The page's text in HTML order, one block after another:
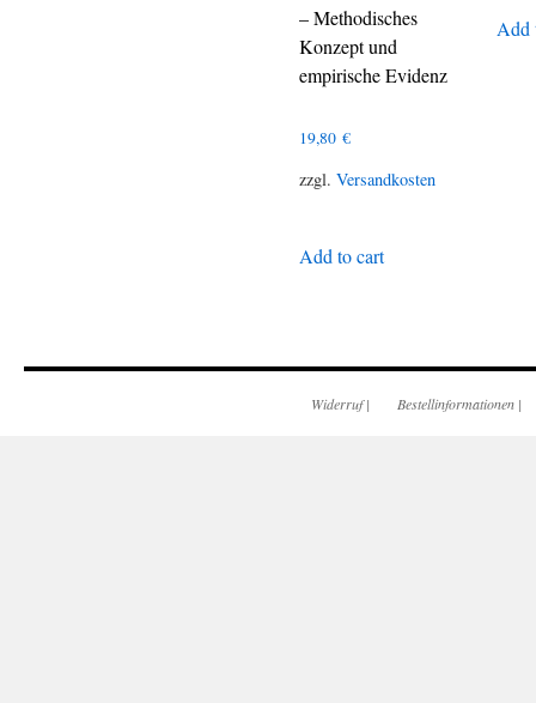
– Methodisches
Konzept und
empirische Evidenz
19,80 €
zzgl. Versandkosten
Add to cart
Add
Widerruf| Bestellinformationen |